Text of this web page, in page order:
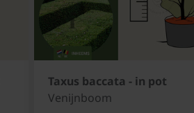
Taxus baccata - in pot
Venijnboom